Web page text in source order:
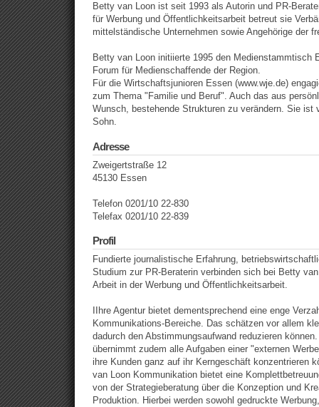
Betty van Loon ist seit 1993 als Autorin und PR-
für Werbung und Öffentlichkeitsarbeit betreut sie
mittelständische Unternehmen sowie Angehörige der
Betty van Loon initiierte 1995 den Medienstammtisch
Forum für Medienschaffende der Region.
Für die Wirtschaftsjunioren Essen (www.wje.de)
zum Thema "Familie und Beruf". Auch das aus
Wunsch, bestehende Strukturen zu verändern. Sie ist
Sohn.
Adresse
Zweigertstraße 12
45130 Essen
Telefon 0201/10 22-830
Telefax 0201/10 22-839
Profil
Fundierte journalistische Erfahrung,
Studium zur PR-Beraterin verbinden sich bei Betty
Arbeit in der Werbung und Öffentlichkeitsarbeit.
IIhre Agentur bietet dementsprechend eine enge
Kommunikations-Bereiche. Das schätzen vor allem
dadurch den Abstimmungsaufwand reduzieren
übernimmt zudem alle Aufgaben einer "externen
ihre Kunden ganz auf ihr Kerngeschäft konzentrieren
van Loon Kommunikation bietet eine
von der Strategieberatung über die Konzeption und
Produktion. Hierbei werden sowohl gedruckte